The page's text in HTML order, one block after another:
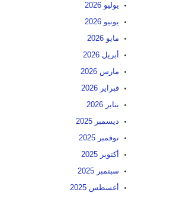
يوليو 2026
يونيو 2026
مايو 2026
أبريل 2026
مارس 2026
فبراير 2026
يناير 2026
ديسمبر 2025
نوفمبر 2025
أكتوبر 2025
سبتمبر 2025
أغسطس 2025